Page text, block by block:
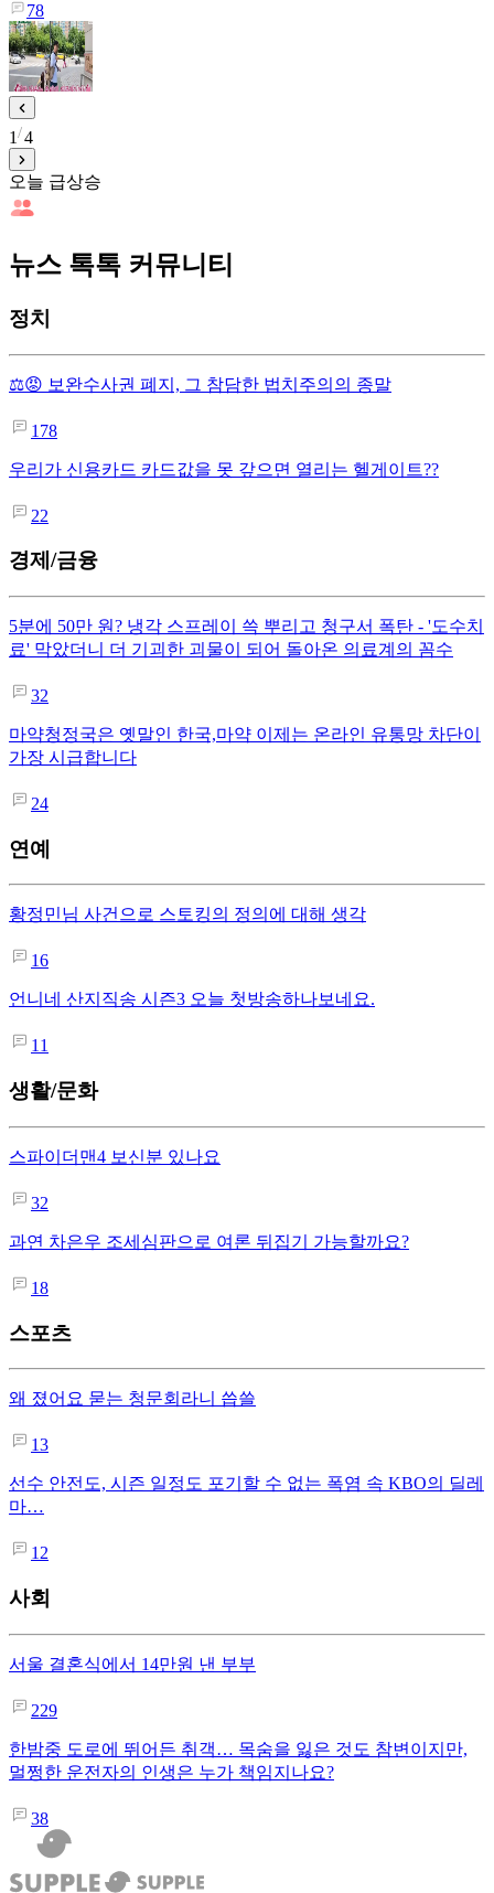
78
1 4
오늘 급상승
뉴스 톡톡 커뮤니티
정치
⚖️😡 보완수사권 폐지, 그 참담한 법치주의의 종말
178
우리가 신용카드 카드값을 못 갚으면 열리는 헬게이트??
22
경제/금융
5분에 50만 원? 냉각 스프레이 쓱 뿌리고 청구서 폭탄 - '도수치
료' 막았더니 더 기괴한 괴물이 되어 돌아온 의료계의 꼼수
32
마약청정국은 옛말인 한국,마약 이제는 온라인 유통망 차단이
가장 시급합니다
24
연예
황정민님 사건으로 스토킹의 정의에 대해 생각
16
언니네 산지직송 시즌3 오늘 첫방송하나보네요.
11
생활/문화
스파이더맨4 보신분 있나요
32
과연 차은우 조세심판으로 여론 뒤집기 가능할까요?
18
스포츠
왜 졌어요 묻는 청문회라니 씁쓸
13
선수 안전도, 시즌 일정도 포기할 수 없는 폭염 속 KBO의 딜레
마…
12
사회
서울 결혼식에서 14만원 낸 부부
229
한밤중 도로에 뛰어든 취객… 목숨을 잃은 것도 참변이지만,
멀쩡한 운전자의 인생은 누가 책임지나요?
38